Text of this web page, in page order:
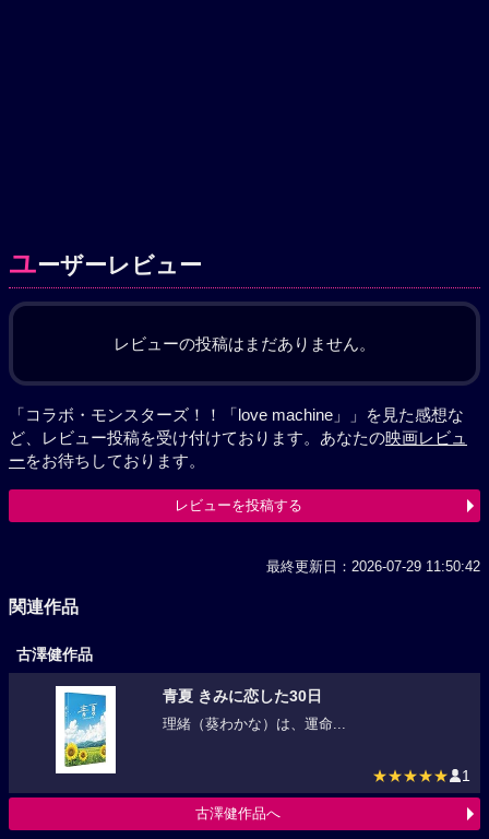
ユーザーレビュー
レビューの投稿はまだありません。
「コラボ・モンスターズ！！「love machine」」を見た感想な
ど、レビュー投稿を受け付けております。あなたの映画レビュ
ーをお待ちしております。
レビューを投稿する
最終更新日：2026-07-29 11:50:42
関連作品
古澤健作品
青夏 きみに恋した30日
理緒（葵わかな）は、運命...
★★★★★ 1
古澤健作品へ